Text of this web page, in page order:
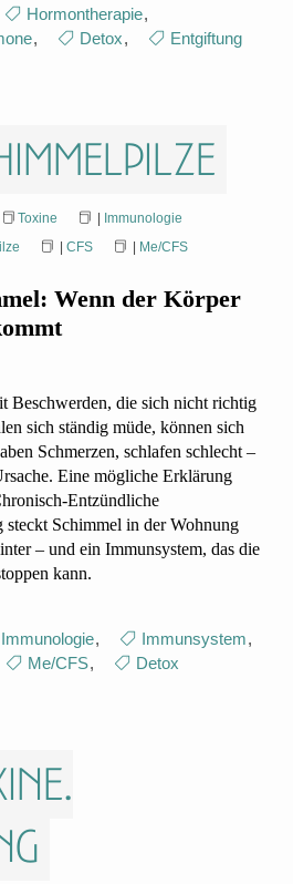
Hormontherapie,
, Detox, Entgiftung
Toxine | Immunologie
| CFS | Me/CFS
Wenn der Körper
Beschwerden, die sich nicht richtig
sich ständig müde, können sich
Schmerzen, schlafen schlecht –
Eine mögliche Erklärung
Entzündliche
Schimmel in der Wohnung
– und ein Immunsystem, das die
kann.
Immunologie, Immunsystem,
Me/CFS, Detox